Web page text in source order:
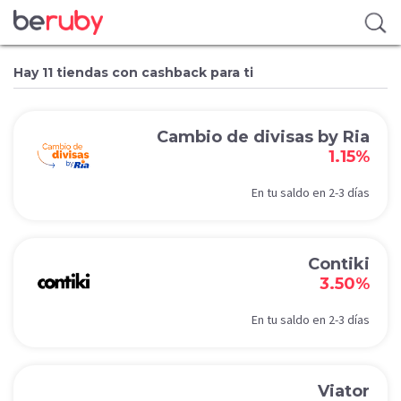
Hay 11 tiendas con cashback para ti
Cambio de divisas by Ria
1.15%
En tu saldo en 2-3 días
Contiki
3.50%
En tu saldo en 2-3 días
Viator